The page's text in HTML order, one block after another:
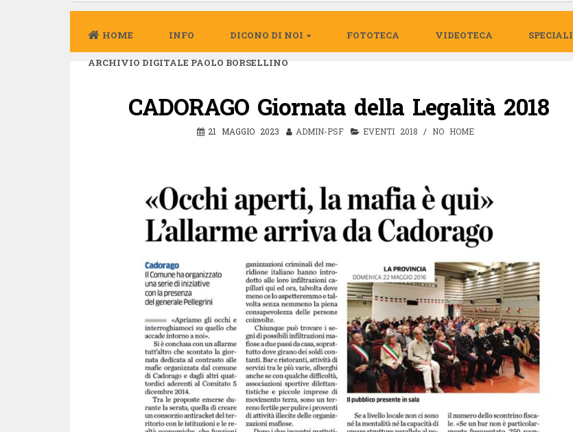
HOME INFO DICONO DI NOI FOTOTECA VIDEOTECA SPECIALI
ARCHIVIO DIGITALE PAOLO BORSELLINO
CADORAGO Giornata della Legalità 2018
21 MAGGIO 2023 ADMIN-PSF EVENTI 2018 / NO HOME